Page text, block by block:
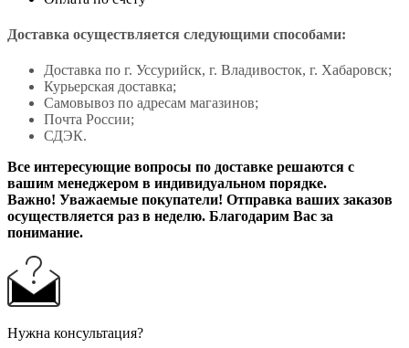
Доставка осуществляется следующими способами:
Доставка по г. Уссурийск, г. Владивосток, г. Хабаровск;
Курьерская доставка;
Самовывоз по адресам магазинов;
Почта России;
СДЭК.
Все интересующие вопросы по доставке решаются с
вашим менеджером в индивидуальном порядке.
Важно! Уважаемые покупатели! Отправка ваших заказов
осуществляется раз в неделю. Благодарим Вас за
понимание.
Нужна консультация?